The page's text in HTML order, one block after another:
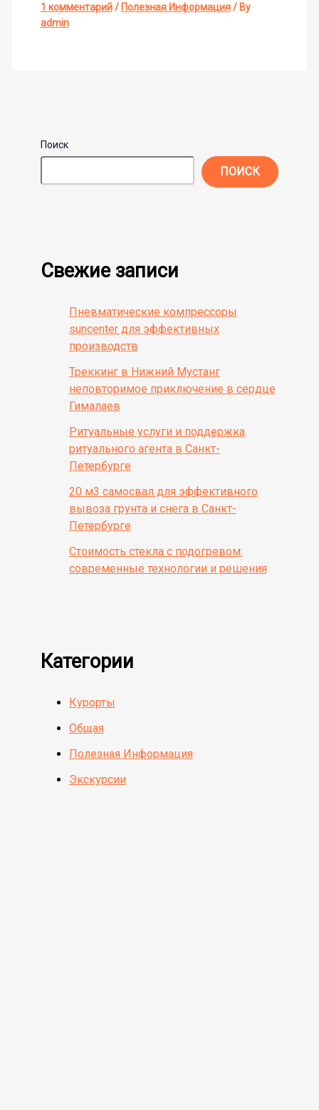
1 комментарий / Полезная Информация/ By
admin
Поиск
ПОИСК
Свежие записи
Пневматические компрессоры
suncenter для эффективных
производств
Треккинг в Нижний Мустанг
неповторимое приключение в сердце
Гималаев
Ритуальные услуги и поддержка
ритуального агента в Санкт-
Петербурге
20 м3 самосвал для эффективного
вывоза грунта и снега в Санкт-
Петербурге
Стоимость стекла с подогревом:
современные технологии и решения
Категории
Курорты
Общая
Полезная Информация
Экскурсии